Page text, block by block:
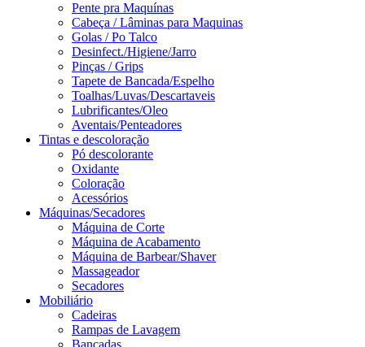
Pente pra Maquínas
Cabeça / Lâminas para Maquinas
Golas / Po Talco
Desinfect./Higiene/Jarro
Pinças / Grips
Tapete de Bancada/Espelho
Toalhas/Luvas/Descartaveis
Lubrificantes/Oleo
Aventais/Penteadores
Tintas e descoloração
Pó descolorante
Oxidante
Coloração
Acessórios
Máquinas/Secadores
Máquina de Corte
Máquina de Acabamento
Máquina de Barbear/Shaver
Massageador
Secadores
Mobiliário
Cadeiras
Rampas de Lavagem
Bancadas